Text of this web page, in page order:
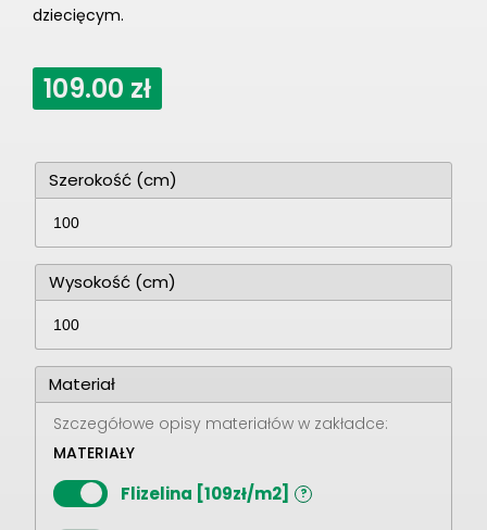
dziecięcym.
109.00 zł
Szerokość (cm)
Wysokość (cm)
Materiał
Szczegółowe opisy materiałów w zakładce:
MATERIAŁY
Flizelina [109zł/m2] ?